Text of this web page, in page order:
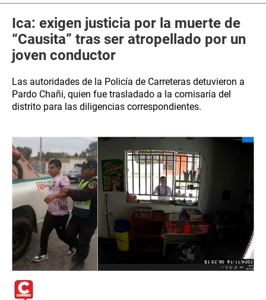
Ica: exigen justicia por la muerte de
“Causita” tras ser atropellado por un
joven conductor
Las autoridades de la Policía de Carreteras detuvieron a
Pardo Chañi, quien fue trasladado a la comisaría del
distrito para las diligencias correspondientes.